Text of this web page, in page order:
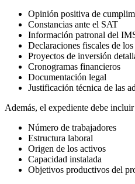
Opinión positiva de
Constancias ante el SAT
Información patronal del
Declaraciones fiscales de
Proyectos de inversión
Cronogramas financieros
Documentación legal
Justificación técnica de las
Además, el expediente debe
Número de trabajadores
Estructura laboral
Origen de los activos
Capacidad instalada
Objetivos productivos del